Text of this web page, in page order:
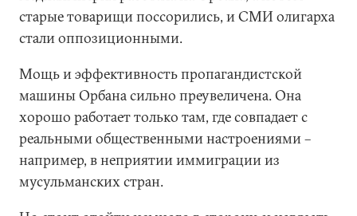
старые товарищи поссорились, и СМИ олигарха
стали оппозиционными.
Мощь и эффективность пропагандистской
машины Орбана сильно преувеличена. Она
хорошо работает только там, где совпадает с
реальными общественными настроениями –
например, в неприятии иммиграции из
мусульманских стран.